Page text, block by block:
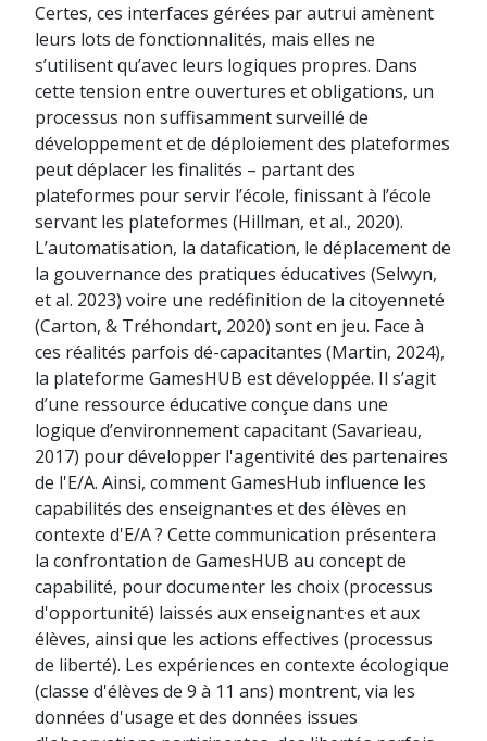
Certes, ces interfaces gérées par autrui amènent
leurs lots de fonctionnalités, mais elles ne
s’utilisent qu’avec leurs logiques propres. Dans
cette tension entre ouvertures et obligations, un
processus non suffisamment surveillé de
développement et de déploiement des plateformes
peut déplacer les finalités – partant des
plateformes pour servir l’école, finissant à l’école
servant les plateformes (Hillman, et al., 2020).
L’automatisation, la datafication, le déplacement de
la gouvernance des pratiques éducatives (Selwyn,
et al. 2023) voire une redéfinition de la citoyenneté
(Carton, & Tréhondart, 2020) sont en jeu. Face à
ces réalités parfois dé-capacitantes (Martin, 2024),
la plateforme GamesHUB est développée. Il s’agit
d’une ressource éducative conçue dans une
logique d’environnement capacitant (Savarieau,
2017) pour développer l'agentivité des partenaires
de l'E/A. Ainsi, comment GamesHub influence les
capabilités des enseignant·es et des élèves en
contexte d'E/A ? Cette communication présentera
la confrontation de GamesHUB au concept de
capabilité, pour documenter les choix (processus
d'opportunité) laissés aux enseignant·es et aux
élèves, ainsi que les actions effectives (processus
de liberté). Les expériences en contexte écologique
(classe d'élèves de 9 à 11 ans) montrent, via les
données d'usage et des données issues